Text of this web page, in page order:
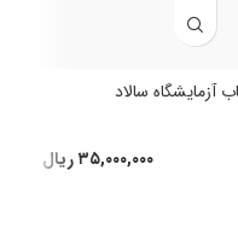
آزمایشگاه سالاد
۳۵,۰۰۰,۰۰۰ریال